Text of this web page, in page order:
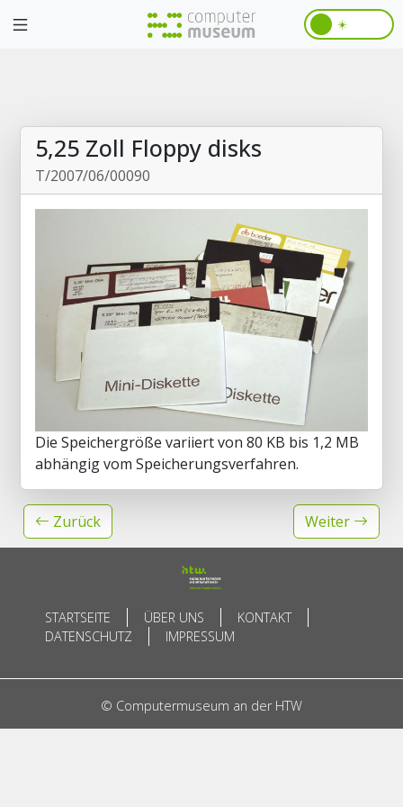
☀️
5,25 Zoll Floppy disks
T/2007/06/00090
Die Speichergröße variiert von 80 KB bis 1,2 MB
abhängig vom Speicherungsverfahren.
Zurück Weiter
STARTSEITE ÜBER UNS
KONTAKT
DATENSCHUTZ
IMPRESSUM
© Computermuseum an der HTW